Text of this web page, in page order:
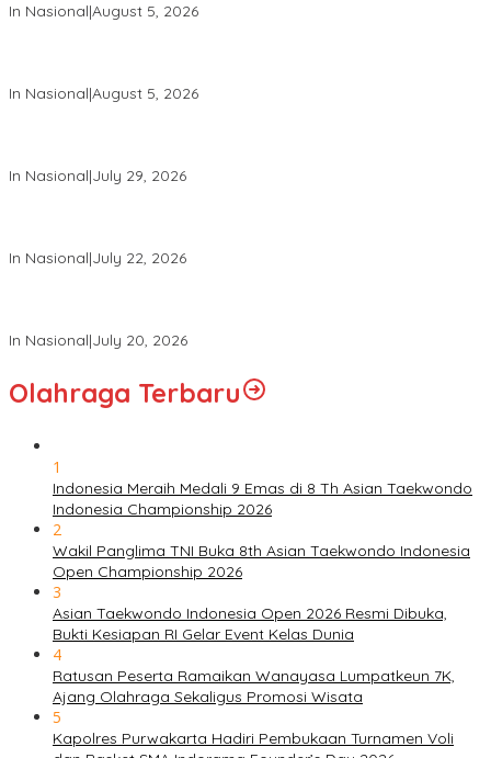
In Nasional|August 5, 2026
In Nasional|August 5, 2026
In Nasional|July 29, 2026
In Nasional|July 22, 2026
In Nasional|July 20, 2026
Olahraga Terbaru
1
Indonesia Meraih Medali 9 Emas di 8 Th Asian Taekwondo
Indonesia Championship 2026
2
Wakil Panglima TNI Buka 8th Asian Taekwondo Indonesia
Open Championship 2026
3
Asian Taekwondo Indonesia Open 2026 Resmi Dibuka,
Bukti Kesiapan RI Gelar Event Kelas Dunia
4
Ratusan Peserta Ramaikan Wanayasa Lumpatkeun 7K,
Ajang Olahraga Sekaligus Promosi Wisata
5
Kapolres Purwakarta Hadiri Pembukaan Turnamen Voli